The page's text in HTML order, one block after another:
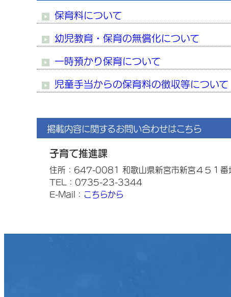
保育料について
幼児教育・保育の無償化について
一時預かり保育について
児童手当からの保育料の徴収等について
掲載内容に関するお問い合わせはこちら
子育て推進課
住所：647-0081 和歌山県新宮市新宮４５１番
TEL：0735-23-3344
E-Mail： こちらから